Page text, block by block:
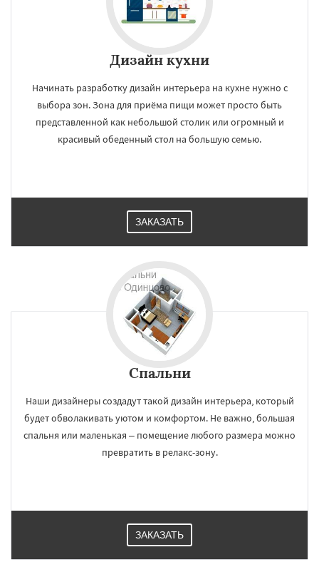
Работаем по
регионам
Озеры
Орехово-Зуево
Павловский Посад Пересвет Подольск
Ступино Талдом Фрязино Химки
Черноголовка Чехов Шатура
Электрогорск Электросталь
Жилево Загорянский
Дизайн кухни
Начинать разработку дизайн интерьера на кухне нужно с
выбора зон. Зона для приёма пищи может просто быть
представленной как небольшой столик или огромный и
красивый обеденный стол на большую семью.
ЗАКАЗАТЬ
Спальни
Наши дизайнеры создадут такой дизайн интерьера, который
будет обволакивать уютом и комфортом. Не важно, большая
спальня или маленькая – помещение любого размера можно
превратить в релакс-зону.
ЗАКАЗАТЬ
УЗНАТЬ ПОДРОБНЕЕ
Даю согласие на обработку персональных данных